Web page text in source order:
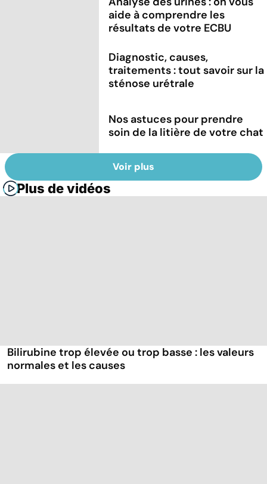
aide à comprendre les
résultats de votre ECBU
Diagnostic, causes,
traitements : tout savoir sur la
sténose urétrale
Nos astuces pour prendre
soin de la litière de votre chat
Voir plus
Plus de vidéos
Bilirubine trop élevée ou trop basse : les valeurs
normales et les causes